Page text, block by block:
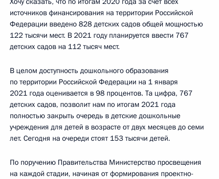
источников финансирования на территории Российской
Федерации введено 828 детских садов общей мощностью
122 тысячи мест. В 2021 году планируется ввести 767
детских садов на 112 тысяч мест.
В целом доступность дошкольного образования
по территории Российской Федерации на 1 января
2021 года оценивается в 98 процентов. Та цифра, 767
детских садов, позволит нам по итогам 2021 года
полностью закрыть очередь в детские дошкольные
учреждения для детей в возрасте от двух месяцев до семи
лет. Сегодня на очереди стоят 153 тысячи детей.
По поручению Правительства Министерство просвещения
на каждой стадии, начиная от формирования проектно-